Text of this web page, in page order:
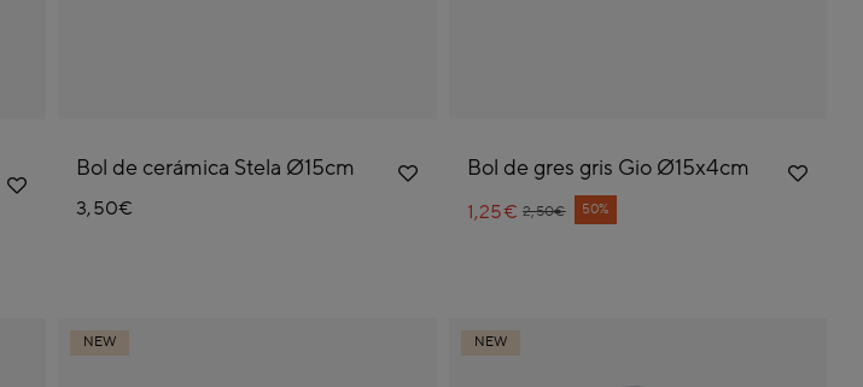
Bol de cerámica Stela Ø15cm
3,50€
Bol de gres gris Gio Ø15x4cm
Price reduced from
2,50€
to 50%
1,25€
NEW NEW